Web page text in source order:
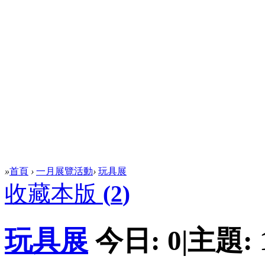
»首頁 › 一月展覽活動› 玩具展
收藏本版 (2)
玩具展 今日: 0|主題: